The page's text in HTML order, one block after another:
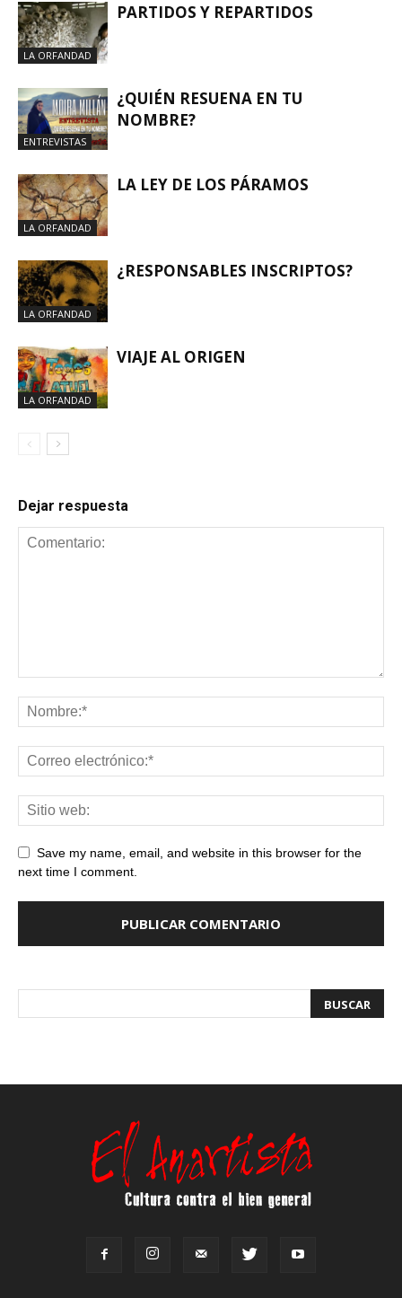
LA ORFANDAD
PARTIDOS Y REPARTIDOS
ENTREVISTAS
¿QUIÉN RESUENA EN TU
NOMBRE?
LA ORFANDAD
LA LEY DE LOS PÁRAMOS
LA ORFANDAD
¿RESPONSABLES INSCRIPTOS?
LA ORFANDAD
VIAJE AL ORIGEN
Dejar respuesta
Save my name, email, and website in this browser for the
next time I comment.